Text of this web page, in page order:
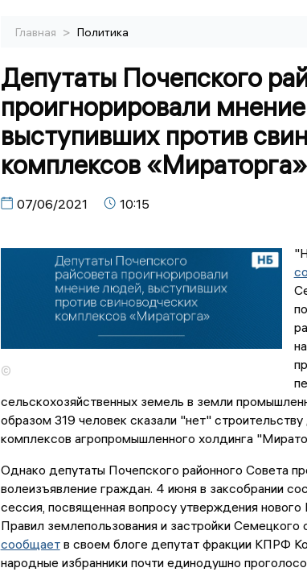
Главная > Политика
Депутаты Почепского
проигнорировали
выступивших против
комплексов «Мираторга»
07/06/2021 10:15
©
сельскохозяйственных земель в земли
образом 319 человек сказали "нет"
комплексов агропромышленного холдинга
Однако депутаты Почепского районного Совета
волеизъявление граждан. 4 июня в заксобрании
сессия, посвященная вопросу утверждения нового
Правил землепользования и застройки Семецкого
сообщаетв своем блоге депутат фракции КПРФ
народные избранники почти единодушно